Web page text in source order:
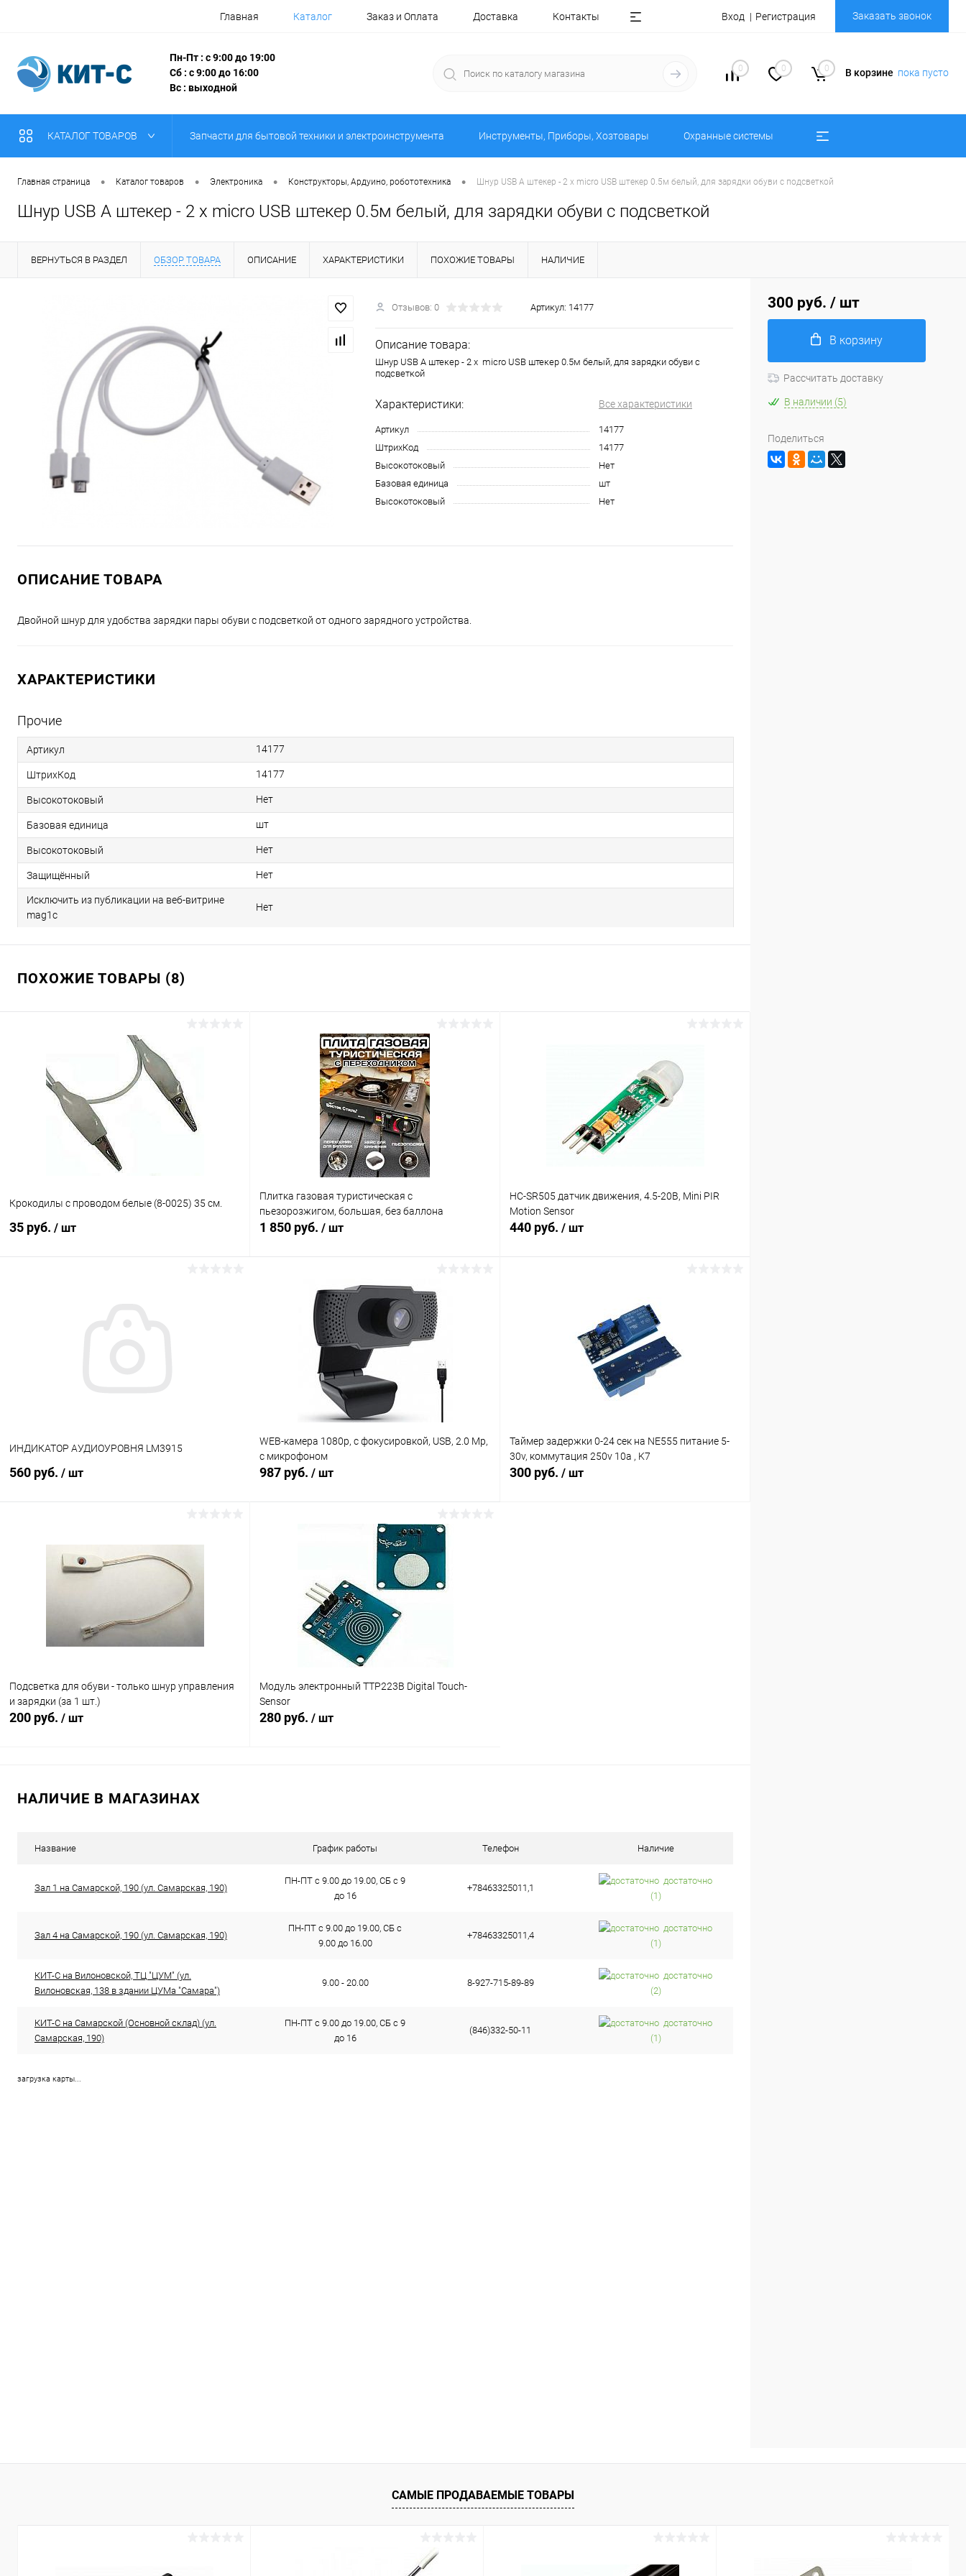
Главная Каталог Заказ и Оплата Доставка Контакты Вход Регистрация Заказать звонок
Пн-Пт : с 9:00 до 19:00
Сб : с 9:00 до 16:00
Вс : выходной
0 0 0 В корзине пока пусто
КАТАЛОГ ТОВАРОВ Запчасти для бытовой техники и электроинструмента Инструменты, Приборы, Хозтовары Охранные системы
Главная страница • Каталог товаров • Электроника • Конструкторы, Ардуино, робототехника • Шнур USB A штекер - 2 x micro USB штекер 0.5м белый, для зарядки обуви с подсветкой
Шнур USB A штекер - 2 x micro USB штекер 0.5м белый, для зарядки обуви с подсветкой
ВЕРНУТЬСЯ В РАЗДЕЛ ОБЗОР ТОВАРА ОПИСАНИЕ ХАРАКТЕРИСТИКИ ПОХОЖИЕ ТОВАРЫ НАЛИЧИЕ
Отзывов: 0 Артикул: 14177
Описание товара:
Шнур USB A штекер - 2 x micro USB штекер 0.5м белый, для зарядки обуви с
подсветкой
Характеристики: Все характеристики
Артикул
14177
ШтрихКод
14177
Высокотоковый
Нет
Базовая единица
шт
Высокотоковый
Нет
ОПИСАНИЕ ТОВАРА
Двойной шнур для удобства зарядки пары обуви с подсветкой от одного зарядного устройства.
ХАРАКТЕРИСТИКИ
Прочие
Артикул 14177
ШтрихКод 14177
Высокотоковый Нет
Базовая единица шт
Высокотоковый Нет
Защищённый Нет
Исключить из публикации на веб-витрине
mag1c
Нет
ПОХОЖИЕ ТОВАРЫ (8)
Крокодилы с проводом белые (8-0025) 35 см.
35 руб. / шт
Плитка газовая туристическая с
пьезорозжигом, большая, без баллона
1 850 руб. / шт
В корзину
Сравнение
В избранное В наличии (2)
HC-SR505 датчик движения, 4.5-20В, Mini PIR
Motion Sensor
440 руб. / шт
В наличии (3)
ИНДИКАТОР АУДИОУРОВНЯ LM3915
560 руб. / шт
Сравнение
В наличии (4)
WEB-камера 1080p, с фокусировкой, USB, 2.0 Mp,
с микрофоном
987 руб. / шт
В корзину
В избранное В наличии (127)
Таймер задержки 0-24 сек на NE555 питание 5-
30v, коммутация 250v 10a , K7
300 руб. / шт
Подсветка для обуви - только шнур управления
и зарядки (за 1 шт.)
200 руб. / шт
Модуль электронный TTP223B Digital Touch-
Sensor
280 руб. / шт
НАЛИЧИЕ В МАГАЗИНАХ
Название График работы Телефон Наличие
Зал 1 на Самарской, 190 (ул. Самарская, 190)
ПН-ПТ с 9.00 до 19.00, СБ с 9
до 16
+78463325011,1
достаточно
(1)
Зал 4 на Самарской, 190 (ул. Самарская, 190)
ПН-ПТ с 9.00 до 19.00, СБ с
9.00 до 16.00
+78463325011,4
достаточно
(1)
КИТ-С на Вилоновской, ТЦ "ЦУМ" (ул.
Вилоновская, 138 в здании ЦУМа "Самара")
9.00 - 20.00 8-927-715-89-89
достаточно
(2)
КИТ-С на Самарской (Основной склад) (ул.
Самарская, 190)
ПН-ПТ с 9.00 до 19.00, СБ с 9
до 16
(846)332-50-11
достаточно
(1)
загрузка карты...
300 руб. / шт
В корзину
Рассчитать доставку
В наличии (5)
Поделиться
САМЫЕ ПРОДАВАЕМЫЕ ТОВАРЫ